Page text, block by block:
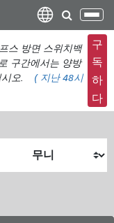
탐
색
메
뉴
전
환
스 방면 스위치백
구간에서는 양방
오.
( 지난 48시
구
독
하
다